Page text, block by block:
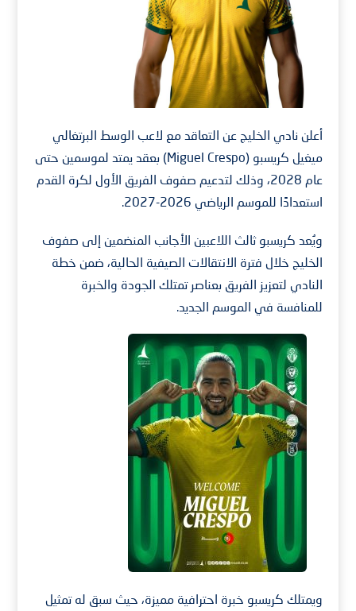
أعلن نادي الخليج عن التعاقد مع لاعب الوسط البرتغالي
ميغيل كريسبو (Miguel Crespo) بعقد يمتد لموسمين حتى
عام 2028، وذلك لتدعيم صفوف الفريق الأول لكرة القدم
استعدادًا للموسم الرياضي 2026-2027.
ويُعد كريسبو ثالث اللاعبين الأجانب المنضمين إلى صفوف
الخليج خلال فترة الانتقالات الصيفية الحالية، ضمن خطة
النادي لتعزيز الفريق بعناصر تمتلك الجودة والخبرة
للمنافسة في الموسم الجديد.
ويمتلك كريسبو خبرة احترافية مميزة، حيث سبق له تمثيل